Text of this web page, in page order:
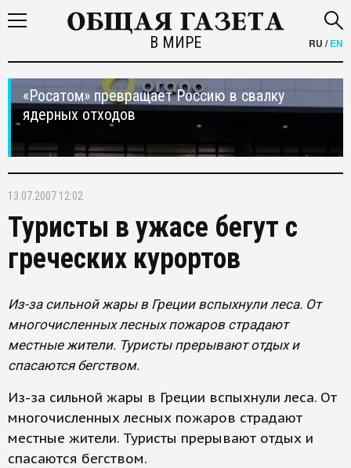
В МИРЕ RU /EN
«Росатом» превращает Россию в свалку
ядерных отходов
13.07.2007 12:02
Туристы в ужасе бегут с
греческих курортов
Из-за сильной жары в Греции вспыхнули леса. От
многочисленных лесных пожаров страдают
местные жители. Туристы прерывают отдых и
спасаются бегством.
Из-за сильной жары в Греции вспыхнули леса. От
многочисленных лесных пожаров страдают
местные жители. Туристы прерывают отдых и
спасаются бегством.